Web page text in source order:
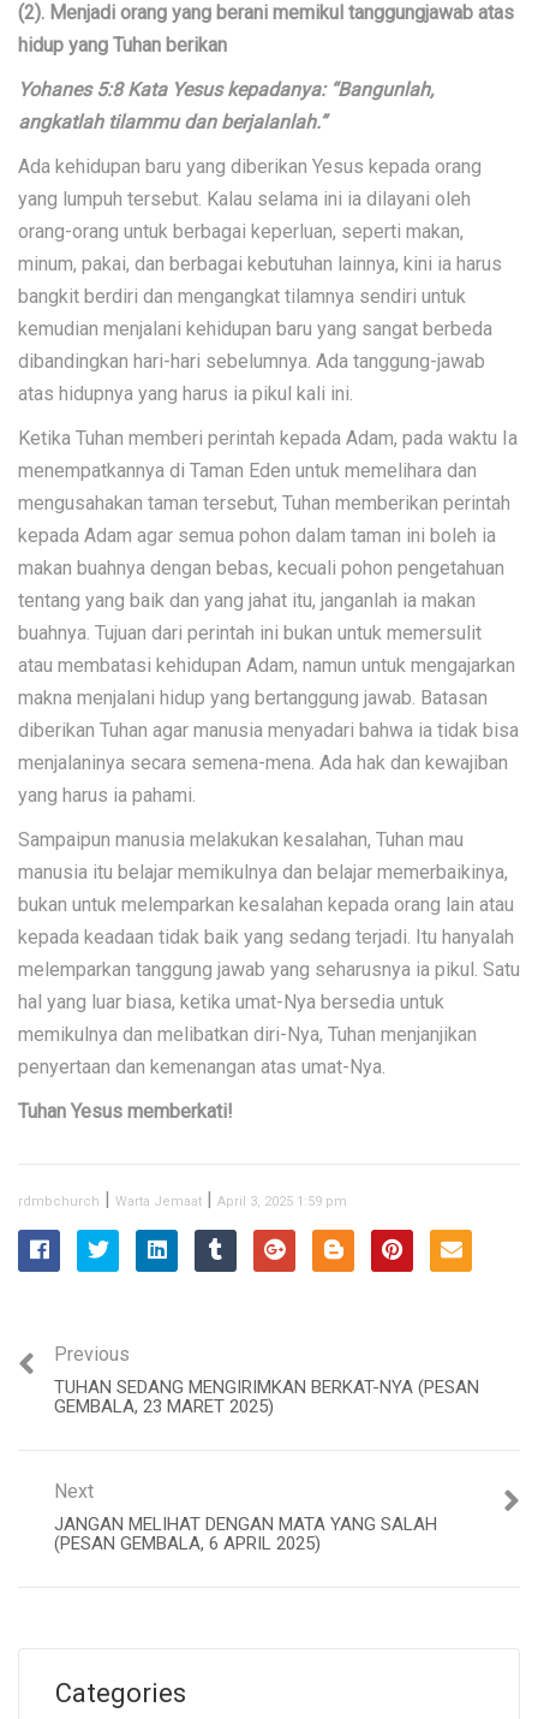
(2). Menjadi orang yang berani memikul tanggungjawab atas
hidup yang Tuhan berikan
Yohanes 5:8 Kata Yesus kepadanya: “Bangunlah,
angkatlah tilammu dan berjalanlah.”
Ada kehidupan baru yang diberikan Yesus kepada orang
yang lumpuh tersebut. Kalau selama ini ia dilayani oleh
orang-orang untuk berbagai keperluan, seperti makan,
minum, pakai, dan berbagai kebutuhan lainnya, kini ia harus
bangkit berdiri dan mengangkat tilamnya sendiri untuk
kemudian menjalani kehidupan baru yang sangat berbeda
dibandingkan hari-hari sebelumnya. Ada tanggung-jawab
atas hidupnya yang harus ia pikul kali ini.
Ketika Tuhan memberi perintah kepada Adam, pada waktu Ia
menempatkannya di Taman Eden untuk memelihara dan
mengusahakan taman tersebut, Tuhan memberikan perintah
kepada Adam agar semua pohon dalam taman ini boleh ia
makan buahnya dengan bebas, kecuali pohon pengetahuan
tentang yang baik dan yang jahat itu, janganlah ia makan
buahnya. Tujuan dari perintah ini bukan untuk memersulit
atau membatasi kehidupan Adam, namun untuk mengajarkan
makna menjalani hidup yang bertanggung jawab. Batasan
diberikan Tuhan agar manusia menyadari bahwa ia tidak bisa
menjalaninya secara semena-mena. Ada hak dan kewajiban
yang harus ia pahami.
Sampaipun manusia melakukan kesalahan, Tuhan mau
manusia itu belajar memikulnya dan belajar memerbaikinya,
bukan untuk melemparkan kesalahan kepada orang lain atau
kepada keadaan tidak baik yang sedang terjadi. Itu hanyalah
melemparkan tanggung jawab yang seharusnya ia pikul. Satu
hal yang luar biasa, ketika umat-Nya bersedia untuk
memikulnya dan melibatkan diri-Nya, Tuhan menjanjikan
penyertaan dan kemenangan atas umat-Nya.
Tuhan Yesus memberkati!
rdmbchurch | Warta Jemaat | April 3, 2025 1:59 pm
Previous
TUHAN SEDANG MENGIRIMKAN BERKAT-NYA (PESAN
GEMBALA, 23 MARET 2025)
Next
JANGAN MELIHAT DENGAN MATA YANG SALAH
(PESAN GEMBALA, 6 APRIL 2025)
Categories